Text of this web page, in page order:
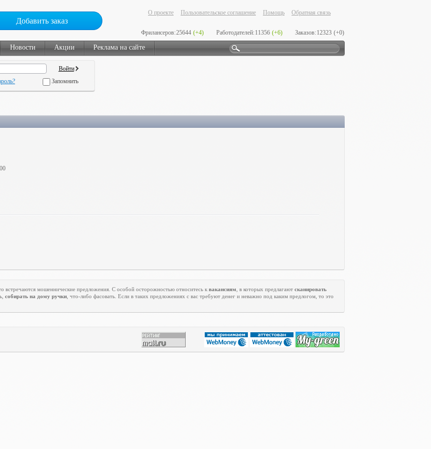
Добавить заказ
О проекте Пользовательское соглашение Помощь Обратная связь
Фрилансеров:25644 (+4) Работодателей:11356 (+6) Заказов:12323 (+0)
Новости Акции Реклама на сайте
Запомнить
встречаются мошеннические предложения. С особой осторожностью относитесь к вакансиям , в которых предлагают сканировать
собирать на дому ручки , что-либо фасовать. Если в таких предложениях с вас требуют денег и неважно под каким предлогом, то это